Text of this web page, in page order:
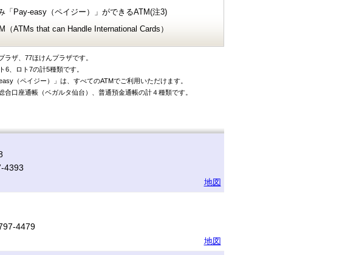
Pay-easy（ペイジー）」ができるATM(注3)
（ATMs that can Handle International Cards）
ザ、77ほけんプラザです。
6、ロト7の計5種類です。
（ペイジー）」は、すべてのATMでご利用いただけます。
口座通帳（ベガルタ仙台）、普通預金通帳の計４種類です。
4393
地図
4479
地図